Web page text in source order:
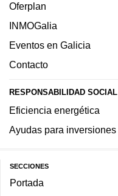
Oferplan
INMOGalia
Eventos en Galicia
Contacto
RESPONSABILIDAD SOCIAL
Eficiencia energética
Ayudas para inversiones
SECCIONES
Portada